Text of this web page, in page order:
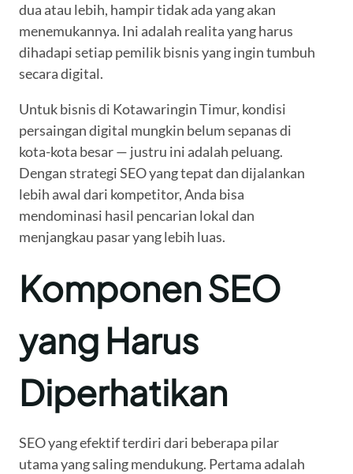
dua atau lebih, hampir tidak ada yang akan
menemukannya. Ini adalah realita yang harus
dihadapi setiap pemilik bisnis yang ingin tumbuh
secara digital.
Untuk bisnis di Kotawaringin Timur, kondisi
persaingan digital mungkin belum sepanas di
kota-kota besar — justru ini adalah peluang.
Dengan strategi SEO yang tepat dan dijalankan
lebih awal dari kompetitor, Anda bisa
mendominasi hasil pencarian lokal dan
menjangkau pasar yang lebih luas.
Komponen SEO
yang Harus
Diperhatikan
SEO yang efektif terdiri dari beberapa pilar
utama yang saling mendukung. Pertama adalah